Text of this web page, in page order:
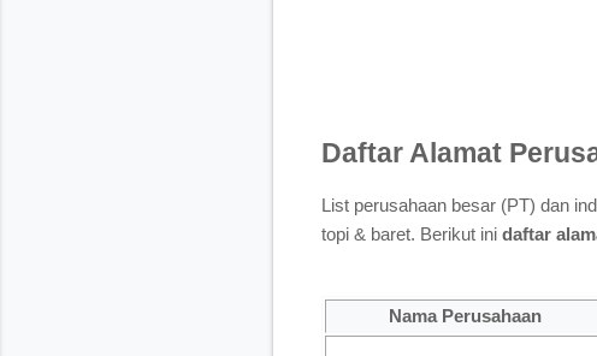
Daftar Alamat
List perusahaan besar (PT) dan
topi & baret. Berikut ini daftar
Nama Perusahaan